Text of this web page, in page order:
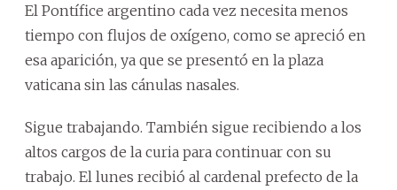
El Pontífice argentino cada vez necesita menos
tiempo con flujos de oxígeno, como se apreció en
esa aparición, ya que se presentó en la plaza
vaticana sin las cánulas nasales.
Sigue trabajando. También sigue recibiendo a los
altos cargos de la curia para continuar con su
trabajo. El lunes recibió al cardenal prefecto de la